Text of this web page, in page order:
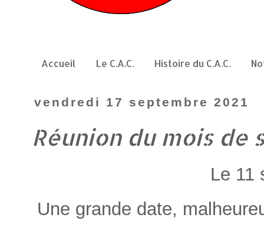
Accueil Le C.A.C. Histoire du C.A.C.
vendredi 17 septembre 2021
Réunion du mois de
Le 11
Une grande date,